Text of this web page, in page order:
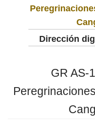
Dirección
GR AS-